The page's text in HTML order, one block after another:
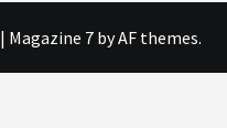
| Magazine 7by AF themes.